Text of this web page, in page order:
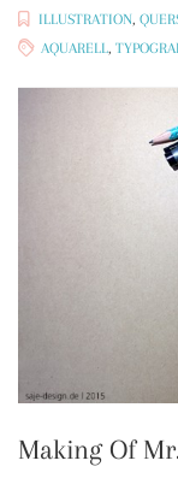
ILLUSTRATION,
AQUARELL,
Making Of